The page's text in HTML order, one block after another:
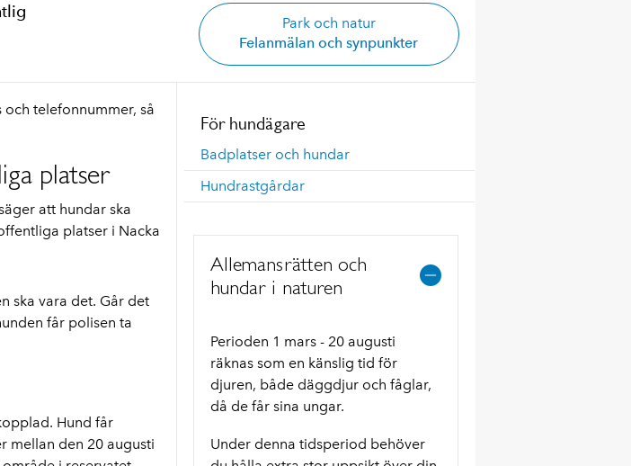
Park och natur
Felanmälan och synpunkter
För hundägare
Badplatser och hundar
Hundrastgårdar
Allemansrätten och
hundar i naturen
Perioden 1 mars - 20 augusti
räknas som en känslig tid för
djuren, både däggdjur och fåglar,
då de får sina ungar.
Under denna tidsperiod behöver
telefonnummer, så
platser
att hundar ska
platser i Nacka
ska vara det. Går det
får polisen ta
Hund får
mellan den 20 augusti